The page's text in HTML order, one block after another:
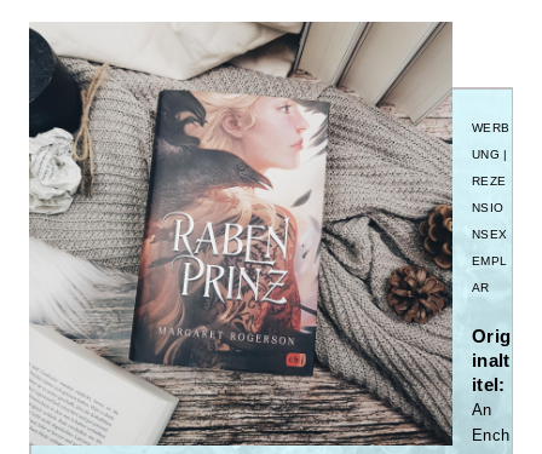
WERB
UNG |
REZE
NSIO
NSEX
EMPL
AR
Orig
inalt
itel:
An
Ench